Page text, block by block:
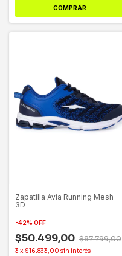
COMPRAR
Zapatilla Avia Running Mesh
3D
-42% OFF
$50.499,00 $87.799,00
3 x $16.833,00 sin interés